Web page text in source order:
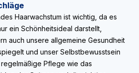
Haarwachstum ist wichtig, da es
ein Schönheitsideal darstellt,
auch unsere allgemeine Gesundheit
und unser Selbstbewusstsein
regelmäßige Pflege wie das